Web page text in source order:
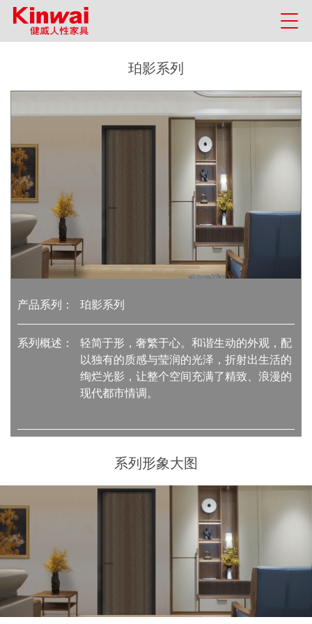
珀影系列
产品系列： 珀影系列
系列概述：
轻简于形，奢繁于心。和谐生动的外观，配
以独有的质感与莹润的光泽，折射出生活的
绚烂光影，让整个空间充满了精致、浪漫的
现代都市情调。
系列形象大图